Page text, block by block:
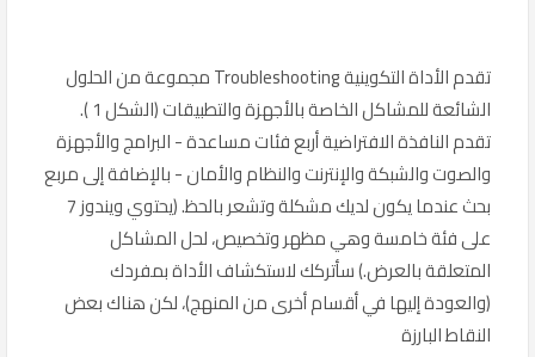
تقدم الأداة التكوينية Troubleshooting مجموعة من الحلول
الشائعة للمشاكل الخاصة بالأجهزة والتطبيقات (الشكل 1 ).
تقدم النافذة الافتراضية أربع فئات مساعدة - البرامج والأجهزة
والصوت والشبكة والإنترنت والنظام والأمان - بالإضافة إلى مربع
بحث عندما يكون لديك مشكلة وتشعر بالحظ. (يحتوي ويندوز 7
على فئة خامسة وهي مظهر وتخصيص، لحل المشاكل
المتعلقة بالعرض.) سأتركك لاستكشاف الأداة بمفردك
(والعودة إليها في أقسام أخرى من المنهج)، لكن هناك بعض
النقاط البارزة